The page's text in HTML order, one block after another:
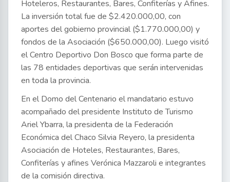
Hoteleros, Restaurantes, Bares, Confiterías y Afines.
La inversión total fue de $2.420.000,00, con
aportes del gobierno provincial ($1.770.000,00) y
fondos de la Asociación ($650.000,00). Luego visitó
el Centro Deportivo Don Bosco que forma parte de
las 78 entidades deportivas que serán intervenidas
en toda la provincia.
En el Domo del Centenario el mandatario estuvo
acompañado del presidente Instituto de Turismo
Ariel Ybarra, la presidenta de la Federación
Económica del Chaco Silvia Reyero, la presidenta
Asociación de Hoteles, Restaurantes, Bares,
Confiterías y afines Verónica Mazzaroli e integrantes
de la comisión directiva.